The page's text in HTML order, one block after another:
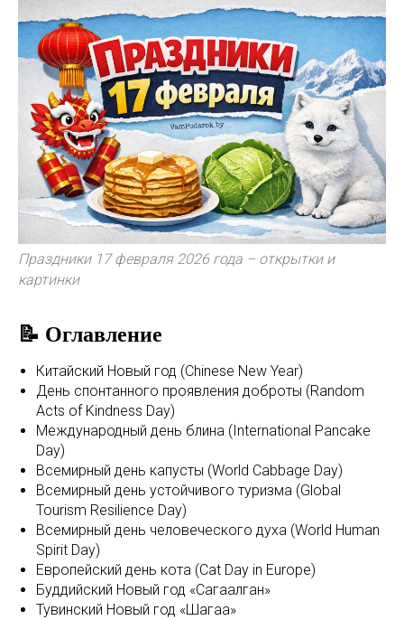
Праздники 17 февраля 2026 года – открытки и
картинки
📝 Оглавление
Китайский Новый год (Chinese New Year)
День спонтанного проявления доброты (Random
Acts of Kindness Day)
Международный день блина (International Pancake
Day)
Всемирный день капусты (World Cabbage Day)
Всемирный день устойчивого туризма (Global
Tourism Resilience Day)
Всемирный день человеческого духа (World Human
Spirit Day)
Европейский день кота (Cat Day in Europe)
Буддийский Новый год «Сагаалган»
Тувинский Новый год «Шагаа»